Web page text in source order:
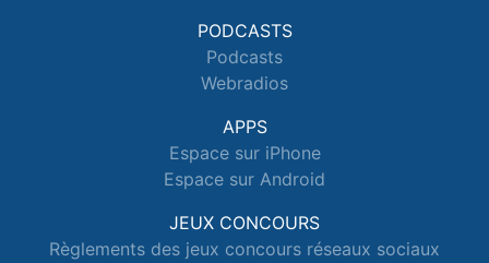
PODCASTS
Podcasts
Webradios
APPS
Espace sur iPhone
Espace sur Android
JEUX CONCOURS
Règlements des jeux concours réseaux sociaux